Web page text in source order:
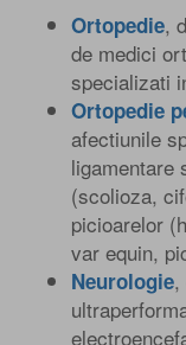
Ortopedie,
de medici
specializati
Ortopedie
afectiunile
ligamentare
(scolioza,
picioarelor
var equin,
Neurologie,